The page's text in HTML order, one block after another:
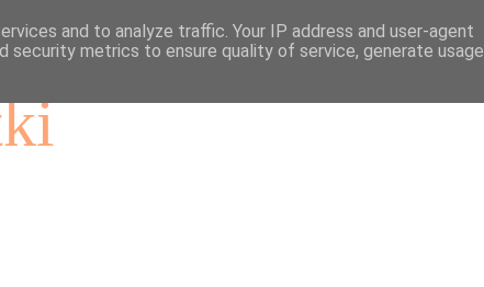
and to analyze traffic. Your IP address and user-agent
security metrics to ensure quality of service, generate usage